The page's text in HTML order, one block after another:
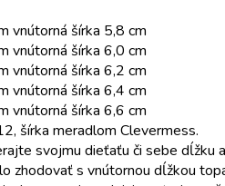
vnútorná šírka 5,8 cm
vnútorná šírka 6,0 cm
vnútorná šírka 6,2 cm
vnútorná šírka 6,4 cm
vnútorná šírka 6,6 cm
šírka meradlom Clevermess.
svojmu dieťaťu či sebe
zhodovať s vnútornou dĺžkou